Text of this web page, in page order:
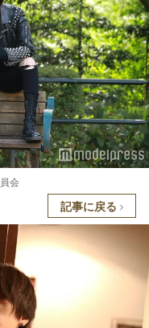
会
記事に戻る